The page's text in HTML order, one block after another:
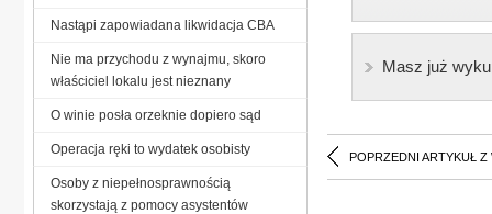
Masz już
POPRZEDNI ARTYKUŁ Z
Nastąpi zapowiadana likwidacja CBA
Nie ma przychodu z wynajmu, skoro
właściciel lokalu jest nieznany
O winie posła orzeknie dopiero sąd
Operacja ręki to wydatek osobisty
Osoby z niepełnosprawnością
skorzystają z pomocy asystentów